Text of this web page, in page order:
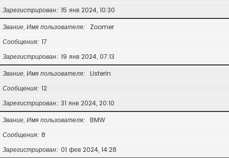
Зарегистрирован 15 янв 2024, 10:30
Звание, Имя пользователя
Zoomer
Сообщения 17
Зарегистрирован 19 янв 2024, 07:13
Звание, Имя пользователя
Listerin
Сообщения 12
Зарегистрирован 31 янв 2024, 20:10
Звание, Имя пользователя
BMW
Сообщения 8
Зарегистрирован 01 фев 2024, 14:28